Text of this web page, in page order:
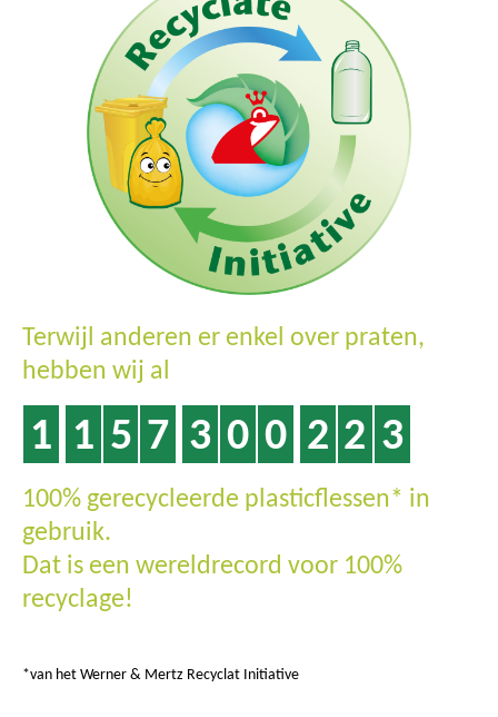
Terwijl anderen er enkel over praten,
hebben wij al
1 1 5 7 3 0 0 2 3 2
100% gerecycleerde plasticflessen* in
gebruik.
Dat is een wereldrecord voor 100%
recyclage!
*van het Werner & Mertz Recyclat Initiative